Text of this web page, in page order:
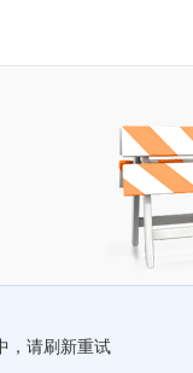
，请刷新重试